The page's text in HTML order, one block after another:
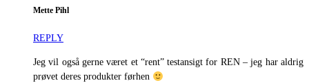
Mette Pihl
REPLY
Jeg vil også gerne været et “rent” testansigt for REN – jeg har aldrig
prøvet deres produkter førhen